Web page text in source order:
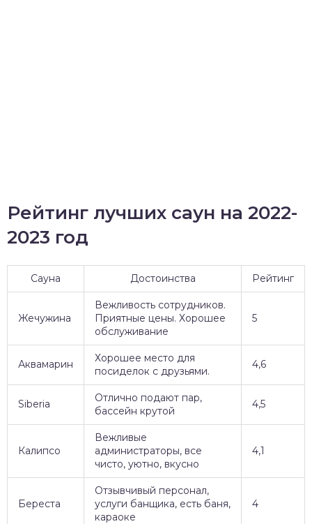
Рейтинг лучших саун на 2022-
2023 год
Сауна Достоинства Рейтинг
Жечужина
Вежливость сотрудников.
Приятные цены. Хорошее
обслуживание
5
Аквамарин
Хорошее место для
посиделок с друзьями.
4,6
Siberia
Отлично подают пар,
бассейн крутой
4,5
Калипсо
Вежливые
администраторы, все
чисто, уютно, вкусно
4,1
Береста
Отзывчивый персонал,
услуги банщика, есть баня,
караоке
4